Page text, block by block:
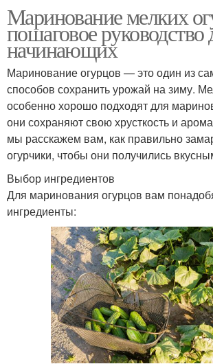
Маринование мелких
пошаговое руководство
начинающих
Маринование огурцов — это один из
способов сохранить урожай на зиму.
особенно хорошо подходят для
они сохраняют свою хрусткость и
мы расскажем вам, как правильно
огурчики, чтобы они получились
Выбор ингредиентов
Для маринования огурцов вам
ингредиенты: